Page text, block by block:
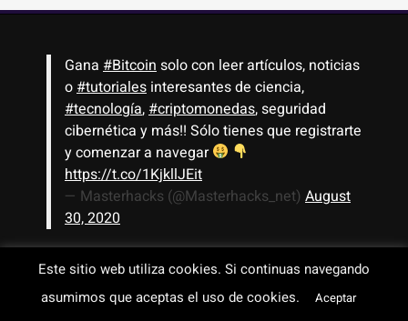
Gana #Bitcoin solo con leer artículos, noticias
o #tutoriales interesantes de ciencia,
#tecnología, #criptomonedas, seguridad
cibernética y más!! Sólo tienes que registrarte
y comenzar a navegar
https://t.co/1KjkllJEit
— Masterhacks (@Masterhacks_net) August
30, 2020
Todos los derechos reservados © 2008-2026 - www.masterhacks.net
Este sitio web utiliza cookies. Si continuas navegando
asumimos que aceptas el uso de cookies.
Aceptar